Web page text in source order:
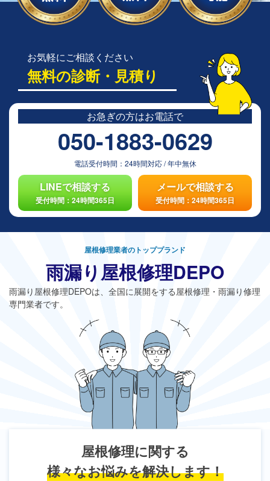
お気軽にご相談ください
無料の診断・見積り
お急ぎの方はお電話で
050-1883-0629
電話受付時間： 24時間対応/年中無休
LINEで相談する
受付時間：24時間365日
メールで相談する
受付時間：24時間365日
屋根修理業者のトッププランド
雨漏り屋根修理DEPO
雨漏り屋根修理DEPOは、全国に展開をする屋根修理・雨漏り修理
専門業者です。
屋根修理に関する
様々なお悩みを解決します！